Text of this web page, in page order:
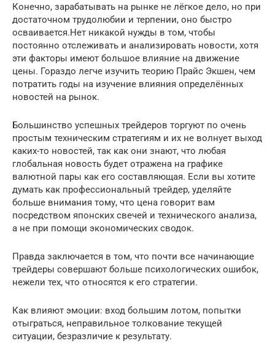
Конечно, зарабатывать на рынке не лёгкое дело, но при
достаточном трудолюбии и терпении, оно быстро
осваивается.Нет никакой нужды в том, чтобы
постоянно отслеживать и анализировать новости, хотя
эти факторы имеют большое влияние на движение
цены. Гораздо легче изучить теорию Прайс Экшен, чем
потратить годы на изучение влияния определённых
новостей на рынок.
Большинство успешных трейдеров торгуют по очень
простым техническим стратегиям и их не волнует выход
каких-то новостей, так как они знают, что любая
глобальная новость будет отражена на графике
валютной пары как его составляющая. Если вы хотите
думать как профессиональный трейдер, уделяйте
больше внимания тому, что цена говорит вам
посредством японских свечей и технического анализа,
а не при помощи экономических сводок.
Правда заключается в том, что почти все начинающие
трейдеры совершают больше психологических ошибок,
нежели тех, что относятся к его стратегии.
Как влияют эмоции: вход большим лотом, попытки
отыграться, неправильное толкование текущей
ситуации, безразличие к результату.